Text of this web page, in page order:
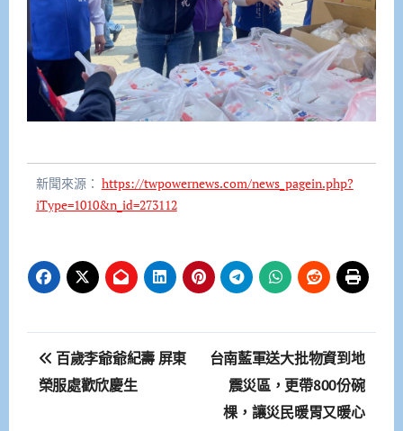
新聞來源： https://twpowernews.com/news_pagein.php?
iType=1010&n_id=273112
文
章
百歲李爺爺紀壽 屏東
榮服處歡欣慶生
台南藍軍送大批物資到地
震災區，更帶800份碗
棵，讓災民暖胃又暖心